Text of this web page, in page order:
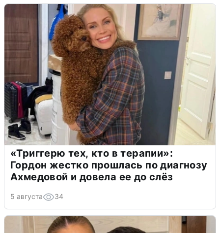
«Триггерю тех, кто в терапии»:
Гордон жестко прошлась по диагнозу
Ахмедовой и довела ее до слёз
5 августа 34